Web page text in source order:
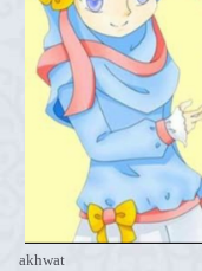
akhwat